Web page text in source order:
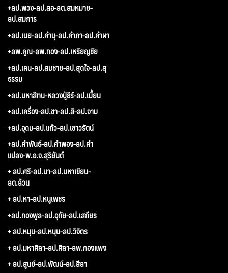
+ลป.พวง-ลป.สอ-ลต.สมหมาย-
ลป.สมภาร
+ลป.เนย-ลป.คำบุ-ลป.คำภา-ลป.คำผา
+ลพ.คูณ-ลพ.ทอง-ลป.เหรียญชัย
+ลป.เคน-ลป.สมชาย-ลป.สุดใจ-ลป.สุ
ธรรม
+ลป.มหาสีทน-หลวงปู่ธีร์-ลป.เมี้ยน
+ลป.เครื่อง-ลป.ชา-ลป.สี-ลป.จาม
+ลป.อุดม-ลป.แก้ว-ลป.เชาวรัตน์
+ลป.คำพันธ์-ลป.คำพอง-ลป.คำ
แปลง-พ.อ.จ.สุริยันต์
+ ลป.ศรี-ลป.มา-ลป.มหาเขียน-
ลต.ล้วน
+ ลป.หา-ลป.หนูเพชร
+ลป.ทองพูล-ลป.อุทัย-ลป.เสถียร
+ ลป.หมุน-ลป.หนุน-ลป.วิจิตร
+ ลป.มหาศิลา-ลป.ศิลา-ลพ.กองแพง
+ ลป.สูนย์-ลป.พัฒน์-ลป.สีลา